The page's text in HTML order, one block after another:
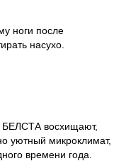
ноги после
насухо.
БЕЛСТА восхищают,
уютный микроклимат,
времени года.